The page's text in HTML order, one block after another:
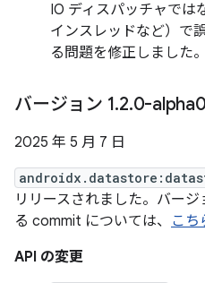
IO ディスパッチャでは
インスレッドなど）で
る問題を修正しました
バージョン 1.2.0-
2025 年 5 月 7 日
リリースされました。バー
る commit については、 こち
API の変更